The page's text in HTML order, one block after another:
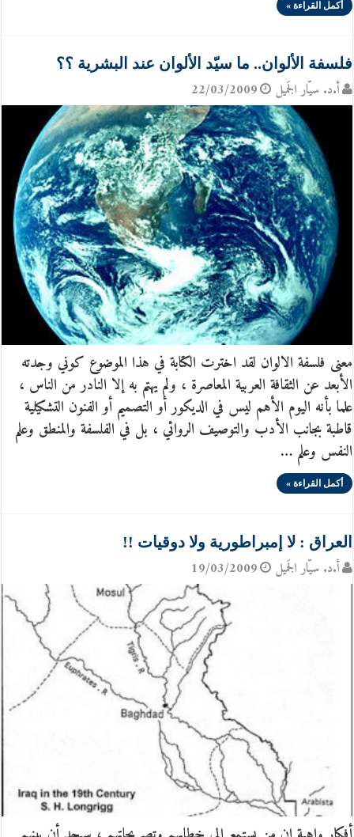
أكمل القراءة »
فلسفة الألوان.. ما سيّد الألوان عند البشرية ؟؟
أ.د. سيّار الجَميل 22/03/2009
معنى فلسفة الالوان لقد اخترت الكتابة في هذا الموضوع كوني وجدته
الأبعد عن الثقافة العربية المعاصرة ، ولم يهتم به إلا النادر من الناس ،
علما بأنه اليوم الأهم ليس في الديكور أو التصميم أو الفنون التشكيلية
قاطبة بجانب الأدب والتوصيف الروائي ، بل في الفلسفة والمنطق وعلم
النفس وعلم …
أكمل القراءة »
العراق : لا إمبراطورية ولا دوقيات !!
أ.د. سيّار الجَميل 19/03/2009